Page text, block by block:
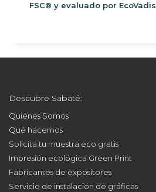
FSC® y evaluado por EcoVadis
Descubre Sabaté:
Quiénes Somos
Qué hacemos
Solicita tu muestra eco gratis
Impresión ecológica Green Print
Fabricantes de expositores
Servicio de instalación de gráficas